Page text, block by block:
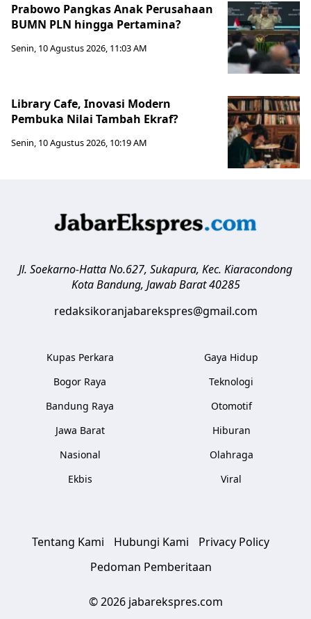
Prabowo Pangkas Anak Perusahaan
BUMN PLN hingga Pertamina?
Senin, 10 Agustus 2026, 11:03 AM
Library Cafe, Inovasi Modern
Pembuka Nilai Tambah Ekraf?
Senin, 10 Agustus 2026, 10:19 AM
Jl. Soekarno-Hatta No.627, Sukapura, Kec. Kiaracondong
Kota Bandung, Jawab Barat 40285
redaksikoranjabarekspres@gmail.com
Kupas Perkara
Bogor Raya
Bandung Raya
Jawa Barat
Nasional
Ekbis
Gaya Hidup
Teknologi
Otomotif
Hiburan
Olahraga
Viral
Tentang Kami Hubungi Kami
Privacy Policy
Pedoman Pemberitaan
© 2026 jabarekspres.com